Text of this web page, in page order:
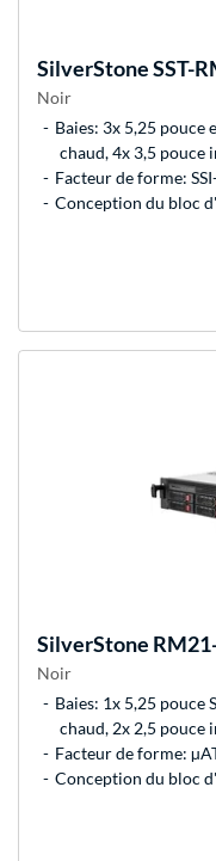
SilverStoneSST-
Noir
Baies: 3x 5,25 pouce
chaud, 4x 3,5 pouce
Facteur de forme:
Conception du bloc
SilverStone
Noir
Baies: 1x 5,25 pouce
chaud, 2x 2,5 pouce
Facteur de forme:
Conception du bloc